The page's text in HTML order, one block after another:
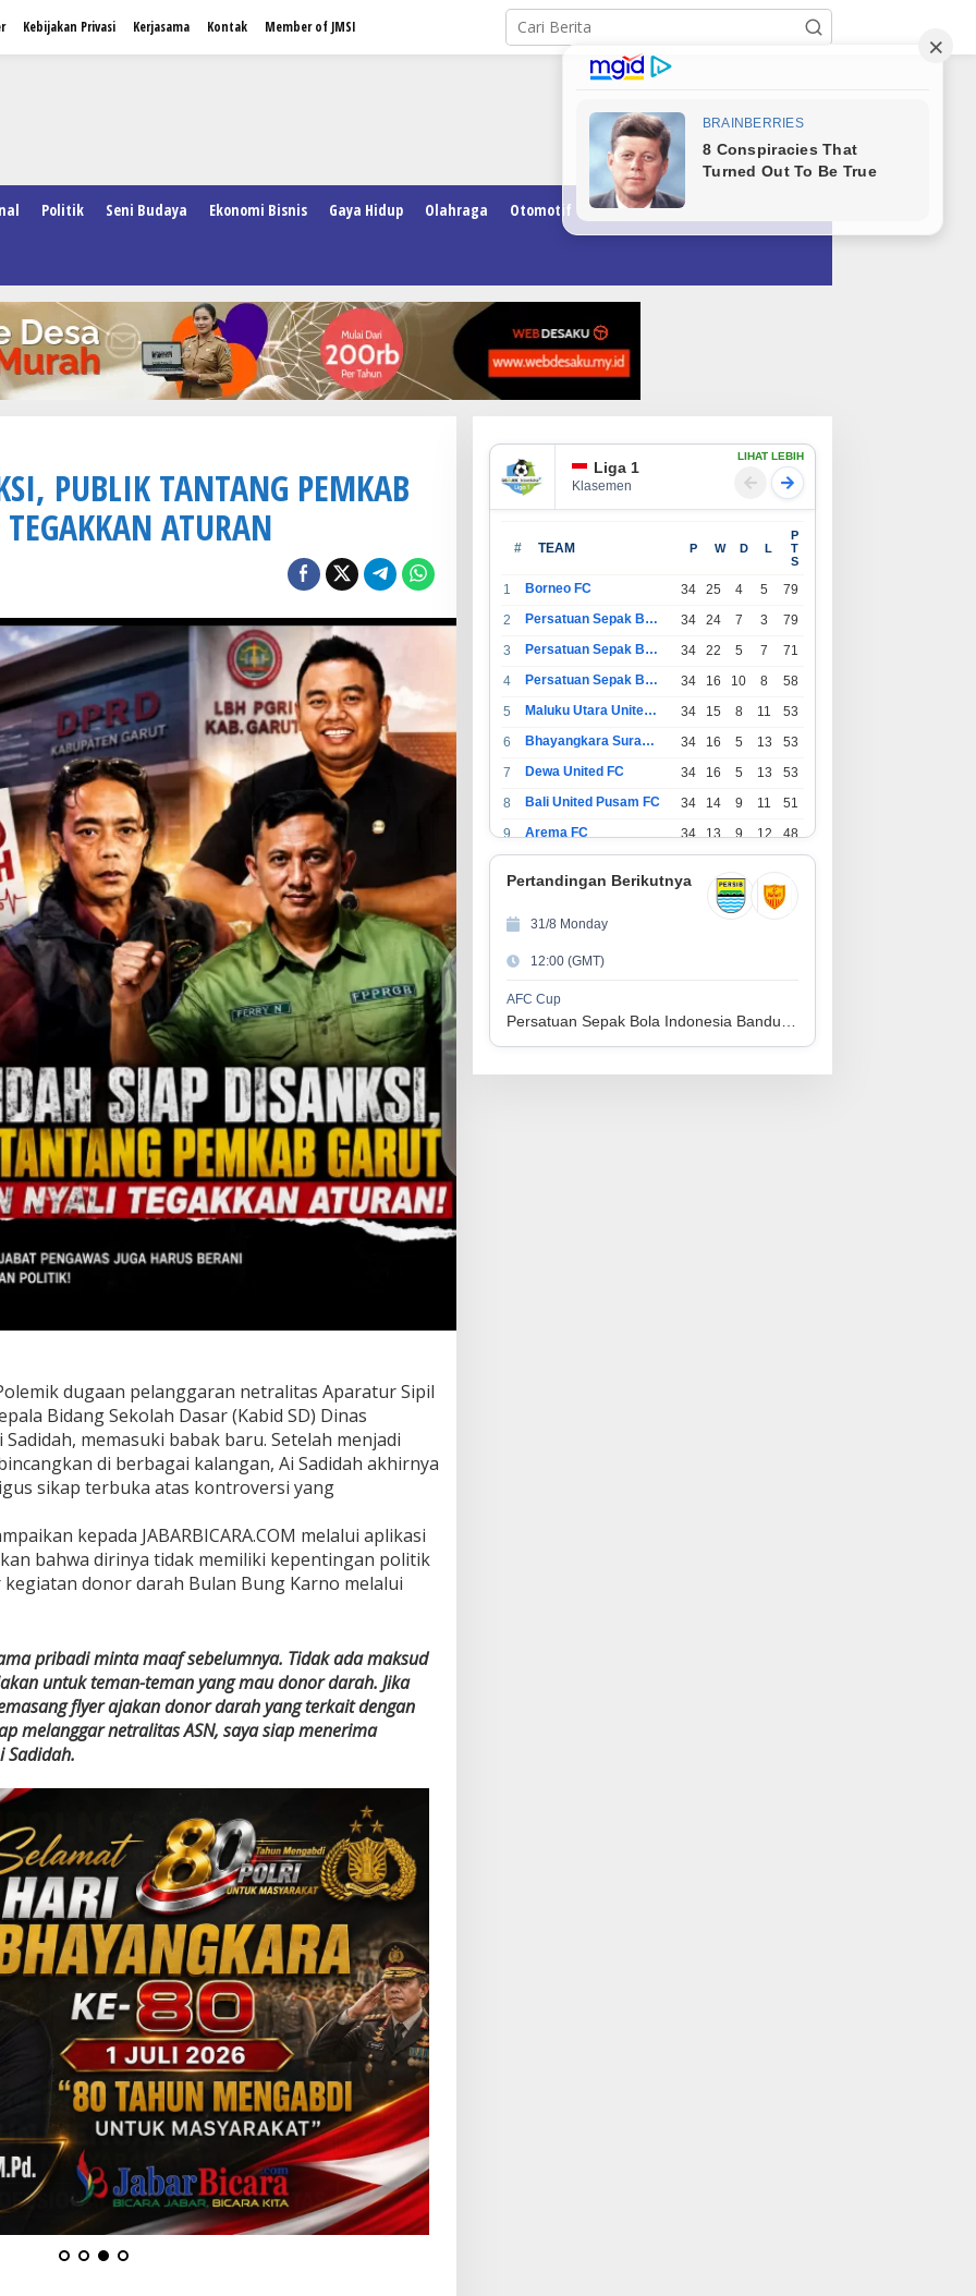
Kebijakan Privasi Kerjasama Kontak Member of JMSI
Politik Seni Budaya Ekonomi Bisnis Gaya Hidup Olahraga Otomotif Pendidikan
PUBLIK TANTANG PEMKAB
ATURAN
dugaan pelanggaran netralitas Aparatur Sipil
Bidang Sekolah Dasar (Kabid SD) Dinas
memasuki babak baru. Setelah menjadi
di berbagai kalangan, Ai Sadidah akhirnya
sikap terbuka atas kontroversi yang
kepada JABARBICARA.COM melalui aplikasi
bahwa dirinya tidak memiliki kepentingan politik
donor darah Bulan Bung Karno melalui
pribadi minta maaf sebelumnya. Tidak ada maksud
untuk teman-teman yang mau donor darah. Jika
flyer ajakan donor darah yang terkait dengan
melanggar netralitas ASN, saya siap menerima
Sadidah.
Liga 1
Klasemen
LIHAT LEBIH
# TEAM P W D L
P
T
S
1 Borneo FC 34 25 4 5
79
2
Persatuan Sepak Bola Indonesia Bandung 34 24 7 3
79
3
Persatuan Sepak Bola Indonesia Jakarta 34 22 5 7
71
4
Persatuan Sepak Bola Surabaya 34 16 10 8
58
5
Maluku Utara United FC 34 15 8 11
53
6
Bhayangkara Surabaya United 34 16 5 13
53
7
Dewa United FC 34 16 5 13
53
8
Bali United Pusam FC 34 14 9 11
51
9
Arema FC 34 13 9 12
48
0
1
11 12 11
2
1
3
4
1
Pertandingan Berikutnya
31/8 Monday
12:00 (GMT)
AFC Cup